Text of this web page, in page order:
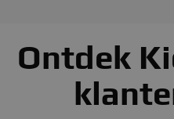
Ontdek